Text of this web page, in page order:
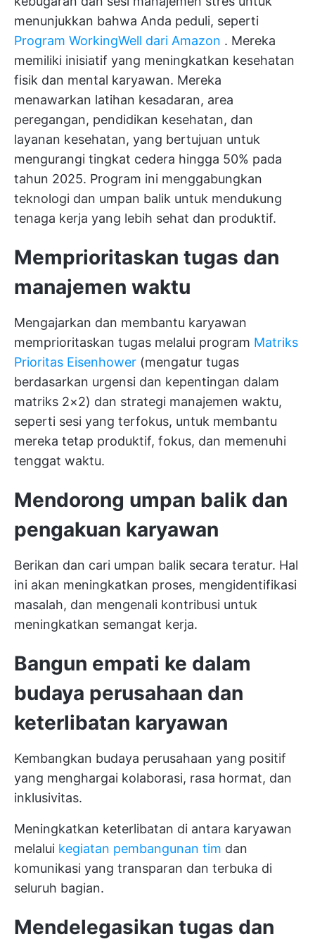
menunjukkan bahwa Anda peduli, seperti
Program WorkingWell dari Amazon . Mereka
memiliki inisiatif yang meningkatkan kesehatan
fisik dan mental karyawan. Mereka
menawarkan latihan kesadaran, area
peregangan, pendidikan kesehatan, dan
layanan kesehatan, yang bertujuan untuk
mengurangi tingkat cedera hingga 50% pada
tahun 2025. Program ini menggabungkan
teknologi dan umpan balik untuk mendukung
tenaga kerja yang lebih sehat dan produktif.
Memprioritaskan tugas dan
manajemen waktu
Mengajarkan dan membantu karyawan
memprioritaskan tugas melalui program Matriks
Prioritas Eisenhower (mengatur tugas
berdasarkan urgensi dan kepentingan dalam
matriks 2×2) dan strategi manajemen waktu,
seperti sesi yang terfokus, untuk membantu
mereka tetap produktif, fokus, dan memenuhi
tenggat waktu.
Mendorong umpan balik dan
pengakuan karyawan
Berikan dan cari umpan balik secara teratur. Hal
ini akan meningkatkan proses, mengidentifikasi
masalah, dan mengenali kontribusi untuk
meningkatkan semangat kerja.
Bangun empati ke dalam
budaya perusahaan dan
keterlibatan karyawan
Kembangkan budaya perusahaan yang positif
yang menghargai kolaborasi, rasa hormat, dan
inklusivitas.
Meningkatkan keterlibatan di antara karyawan
melalui kegiatan pembangunan tim dan
komunikasi yang transparan dan terbuka di
seluruh bagian.
Mendelegasikan tugas dan